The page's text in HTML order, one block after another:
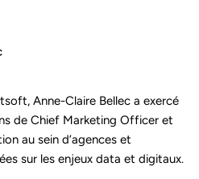
Anne-Claire Bellec a exercé
de Chief Marketing Officer et
au sein d’agences et
sur les enjeux data et digitaux.